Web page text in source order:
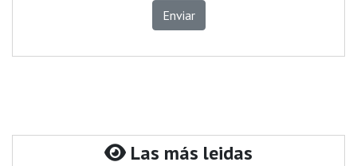
Enviar
Las más leidas